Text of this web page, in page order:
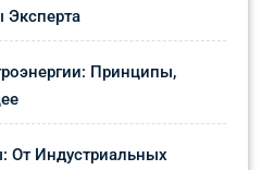
Принципы,
Индустриальных